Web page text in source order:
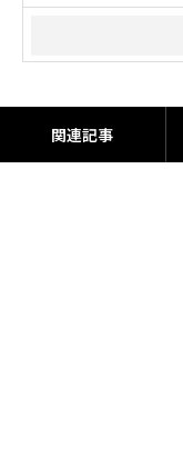
関連記事